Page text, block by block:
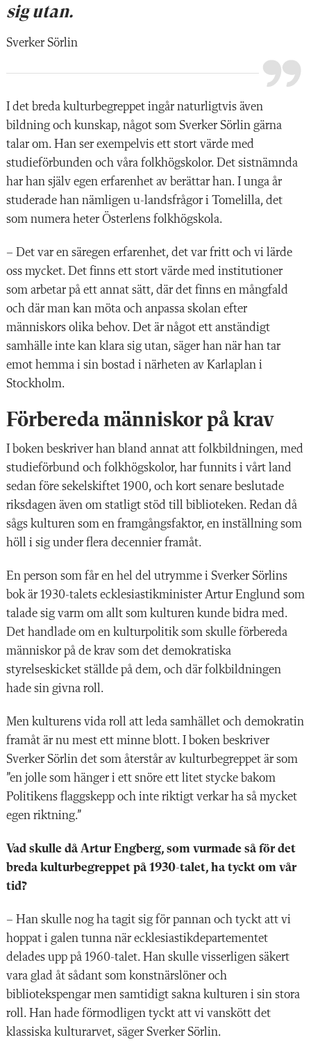
sig utan.
Sverker Sörlin
I det breda kulturbegreppet ingår naturligtvis även
bildning och kunskap, något som Sverker Sörlin gärna
talar om. Han ser exempelvis ett stort värde med
studieförbunden och våra folkhögskolor. Det sistnämnda
har han själv egen erfarenhet av berättar han. I unga år
studerade han nämligen u-landsfrågor i Tomelilla, det
som numera heter Österlens folkhögskola.
– Det var en säregen erfarenhet, det var fritt och vi lärde
oss mycket. Det finns ett stort värde med institutioner
som arbetar på ett annat sätt, där det finns en mångfald
och där man kan möta och anpassa skolan efter
människors olika behov. Det är något ett anständigt
samhälle inte kan klara sig utan, säger han när han tar
emot hemma i sin bostad i närheten av Karlaplan i
Stockholm.
Förbereda människor på krav
I boken beskriver han bland annat att folkbildningen, med
studieförbund och folkhögskolor, har funnits i vårt land
sedan före sekelskiftet 1900, och kort senare beslutade
riksdagen även om statligt stöd till biblioteken. Redan då
sågs kulturen som en framgångsfaktor, en inställning som
höll i sig under flera decennier framåt.
En person som får en hel del utrymme i Sverker Sörlins
bok är 1930-talets ecklesiastikminister Artur Englund som
talade sig varm om allt som kulturen kunde bidra med.
Det handlade om en kulturpolitik som skulle förbereda
människor på de krav som det demokratiska
styrelseskicket ställde på dem, och där folkbildningen
hade sin givna roll.
Men kulturens vida roll att leda samhället och demokratin
framåt är nu mest ett minne blott. I boken beskriver
Sverker Sörlin det som återstår av kulturbegreppet är som
”en jolle som hänger i ett snöre ett litet stycke bakom
Politikens flaggskepp och inte riktigt verkar ha så mycket
egen riktning.”
Vad skulle då Artur Engberg, som vurmade så för det
breda kulturbegreppet på 1930-talet, ha tyckt om vår
tid?
– Han skulle nog ha tagit sig för pannan och tyckt att vi
hoppat i galen tunna när ecklesiastikdepartementet
delades upp på 1960-talet. Han skulle visserligen säkert
vara glad åt sådant som konstnärslöner och
bibliotekspengar men samtidigt sakna kulturen i sin stora
roll. Han hade förmodligen tyckt att vi vanskött det
klassiska kulturarvet, säger Sverker Sörlin.